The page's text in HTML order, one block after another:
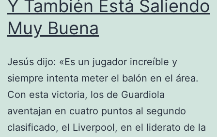
Y También Está Saliendo
Muy Buena
Jesús dijo: «Es un jugador increíble y
siempre intenta meter el balón en el área.
Con esta victoria, los de Guardiola
aventajan en cuatro puntos al segundo
clasificado, el Liverpool, en el liderato de la